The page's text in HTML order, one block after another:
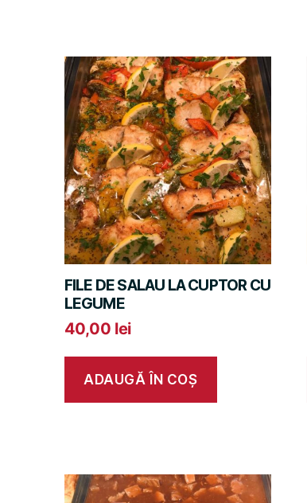
FILE DE SALAU LA CUPTOR CU
LEGUME
40,00 lei
ADAUGĂ ÎN COȘ